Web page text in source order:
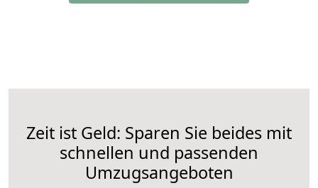
Zeit ist Geld: Sparen Sie beides mit
schnellen und passenden
Umzugsangeboten